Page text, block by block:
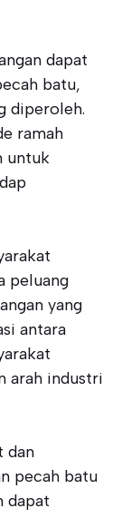
dapat
batu,
diperoleh.
ramah
untuk
peluang
yang
antara
arah industri
dan
pecah batu
dapat